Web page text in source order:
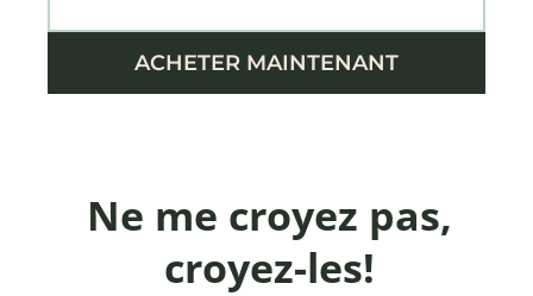
ACHETER MAINTENANT
Ne me croyez pas,
croyez-les!